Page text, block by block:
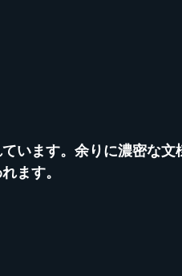
います。余りに濃密な
ます。